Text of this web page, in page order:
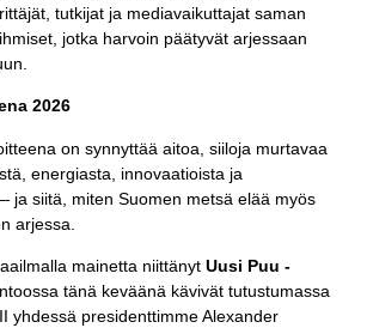
tutkijat ja mediavaikuttajat saman
jotka harvoin päätyvät arjessaan
2026
on synnyttää aitoa, siiloja murtavaa
energiasta, innovaatioista ja
ja siitä, miten Suomen metsä elää myös
arjessa.
mainetta niittänytUusi Puu -
tänä keväänä kävivät tutustumassa
yhdessä presidenttimme Alexander